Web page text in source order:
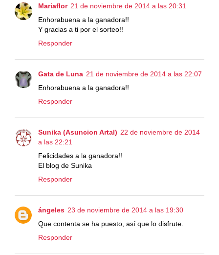
Mariaflor 21 de noviembre de 2014 a las 20:31
Enhorabuena a la ganadora!!
Y gracias a ti por el sorteo!!
Responder
Gata de Luna 21 de noviembre de 2014 a las 22:07
Enhorabuena a la ganadora!!
Responder
Sunika (Asuncion Artal) 22 de noviembre de 2014
a las 22:21
Felicidades a la ganadora!!
El blog de Sunika
Responder
ángeles 23 de noviembre de 2014 a las 19:30
Que contenta se ha puesto, así que lo disfrute.
Responder